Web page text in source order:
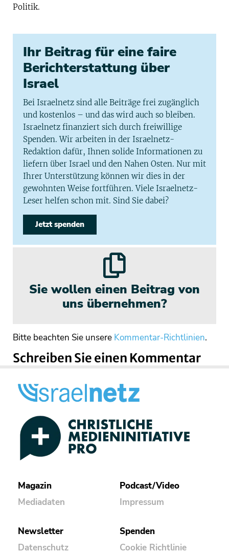
Politik.
Ihr Beitrag für eine faire
Berichterstattung über
Israel
Bei Israelnetz sind alle Beiträge frei zugänglich
und kostenlos – und das wird auch so bleiben.
Israelnetz finanziert sich durch freiwillige
Spenden. Wir arbeiten in der Israelnetz-
Redaktion dafür, Ihnen solide Informationen zu
liefern über Israel und den Nahen Osten. Nur mit
Ihrer Unterstützung können wir dies in der
gewohnten Weise fortführen. Viele Israelnetz-
Leser helfen schon mit. Sind Sie dabei?
Jetzt spenden
Sie wollen einen Beitrag von
uns übernehmen?
Bitte beachten Sie unsere Kommentar-Richtlinien.
Schreiben Sie einen Kommentar
Magazin
Mediadaten
Podcast/Video
Impressum
Newsletter
Datenschutz
Spenden
Cookie Richtlinie